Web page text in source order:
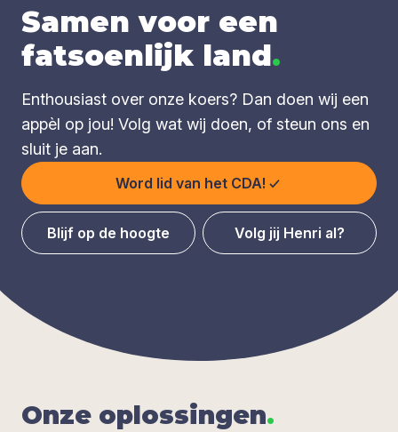
Samen voor een
fatsoenlijk land.
Enthousiast over onze koers? Dan doen wij een
appèl op jou! Volg wat wij doen, of steun ons en
sluit je aan.
Word lid van het CDA!
Blijf op de hoogte Volg jij Henri al?
Onze oplos­sin­gen.